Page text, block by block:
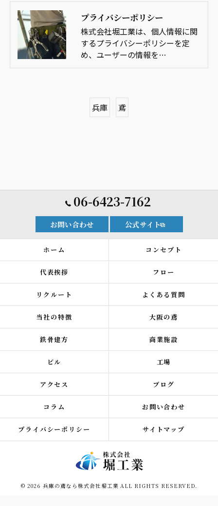
プライバシーポリシー
株式会社堀工業は、個人情報に関
するプライバシーポリシーを定
め、ユーザーの情報を…
兵庫 鳶
06-6423-7162
お問い合わせ 公式サイト
ホーム コンセプト
代表挨拶 フロー
リクルート よくある質問
当社の特徴 大阪の鳶
鉄骨建方 商業施設
ビル 工場
アクセス ブログ
コラム お問い合わせ
プライバシーポリシー サイトマップ
© 2026 兵庫の鳶なら株式会社堀工業 ALL RIGHTS RESERVED.